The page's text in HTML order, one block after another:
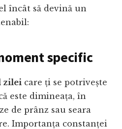
încât să devină un
specific
zilei care ți se potrivește
este dimineața, în
de prânz sau seara
Importanța constanței